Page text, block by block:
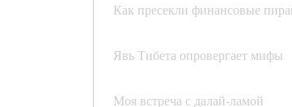
Как пресекли финансовые
Явь Тибета опровергает мифы
Моя встреча с далай-ламой